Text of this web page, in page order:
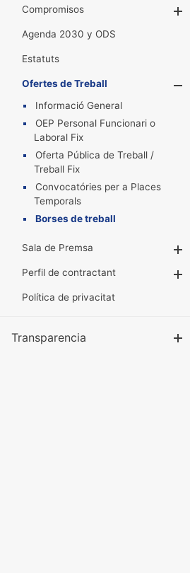
Compromisos
Agenda 2030 y ODS
Estatuts
Ofertes de Treball
Informació General
OEP Personal Funcionari o
Laboral Fix
Oferta Pública de Treball /
Treball Fix
Convocatóries per a Places
Temporals
Borses de treball
Sala de Premsa
Perfil de contractant
Política de privacitat
Transparencia